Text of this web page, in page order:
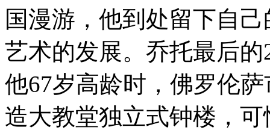
国漫游，他到处留下自
艺术的发展。乔托最后
他67岁高龄时，佛罗伦
造大教堂独立式钟楼，